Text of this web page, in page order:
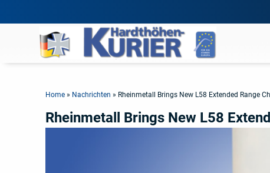
Home » Nachrichten » Rheinmetall Brings New L58 Extended Range
Rheinmetall Brings New L58